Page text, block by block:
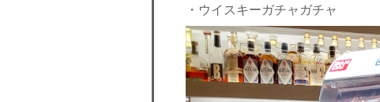
・ウイスキーガチャガチャ